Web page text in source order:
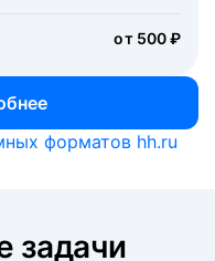
от 500 ₽
форматов hh.ru